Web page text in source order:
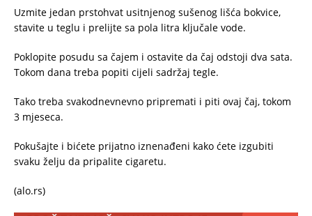
Uzmite jedan prstohvat usitnjenog sušenog lišća bokvice,
stavite u teglu i prelijte sa pola litra ključale vode.
Poklopite posudu sa čajem i ostavite da čaj odstoji dva sata.
Tokom dana treba popiti cijeli sadržaj tegle.
Tako treba svakodnevnevno pripremati i piti ovaj čaj, tokom
3 mjeseca.
Pokušajte i bićete prijatno iznenađeni kako ćete izgubiti
svaku želju da pripalite cigaretu.
(alo.rs)